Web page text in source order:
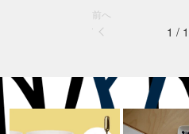
前へ
1 / 1